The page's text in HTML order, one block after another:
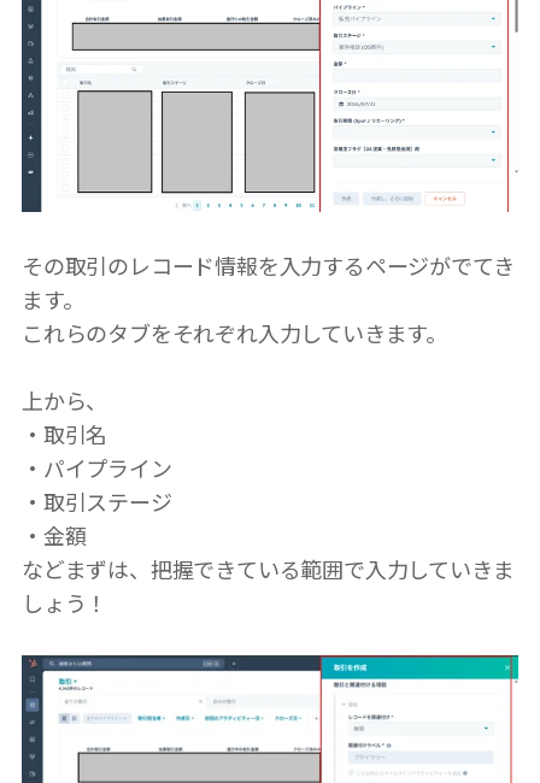
その取引のレコード情報を入力するページがでてき
ます。
これらのタブをそれぞれ入力していきます。
上から、
・取引名
・パイプライン
・取引ステージ
・金額
などまずは、把握できている範囲で入力していきま
しょう！